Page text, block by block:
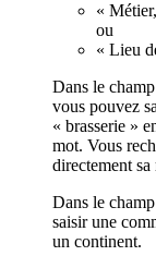
«
ou
« Lieu
Dans le
vous pouvez
« brasserie »
mot. Vous
directement
Dans le
saisir une
un continent.